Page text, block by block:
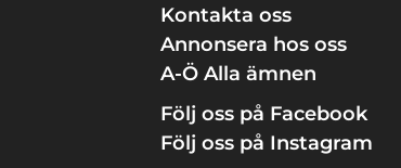
Kontakta oss
Annonsera hos oss
A-Ö Alla ämnen
Följ oss på Facebook
Följ oss på Instagram